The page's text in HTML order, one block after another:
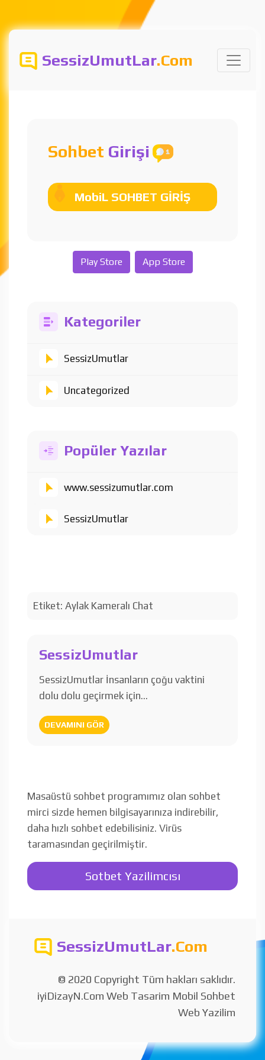
SessizUmutLar.Com
Sohbet Girişi
MobiL SOHBET GİRİŞ
Play Store App Store
Kategoriler
SessizUmutlar
Uncategorized
Popüler Yazılar
www.sessizumutlar.com
SessizUmutlar
Etiket: Aylak Kameralı Chat
SessizUmutlar
SessizUmutlar İnsanların çoğu vaktini
dolu dolu geçirmek için…
DEVAMINI GÖR
Masaüstü sohbet programımız olan sohbet
mirci sizde hemen bilgisayarınıza indirebilir,
daha hızlı sohbet edebilisiniz. Virüs
taramasından geçirilmiştir.
Sotbet Yazilimcısı
SessizUmutLar.Com
© 2020 Copyright Tüm hakları saklıdır.
iyiDizayN.Com Web Tasarim Mobil Sohbet
Web Yazilim